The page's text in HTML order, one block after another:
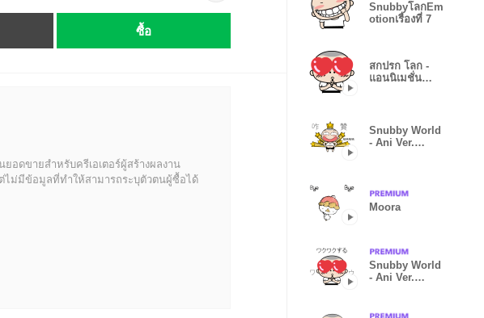
ซื้อ
ยอดขายสำหรับครีเอเตอร์ผู้สร้างผลงาน
ไม่มีข้อมูลที่ทำให้สามารถระบุตัวตนผู้ซื้อได้
SnubbyโลกEm
otionเรื่องที่ 7
สกปรก โลก -
แอนนิเมชั่น
Snubby World
- Ani Ver.
Moora
Snubby World
- Ani Ver.